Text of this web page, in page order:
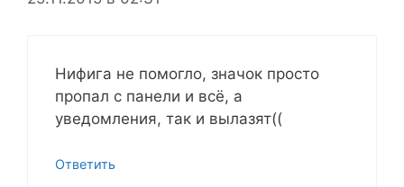
Нифига не помогло, значок просто
пропал с панели и всё, а
уведомления, так и вылазят((
Ответить